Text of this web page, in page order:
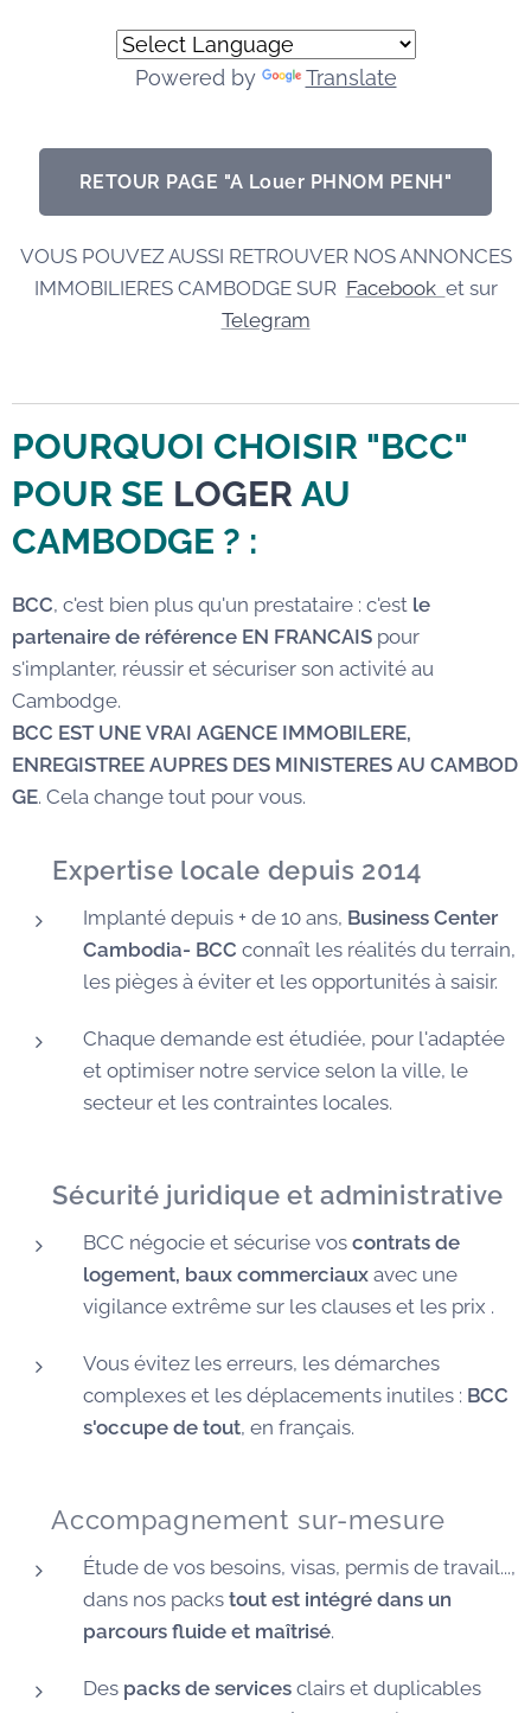
Powered by Translate
RETOUR PAGE "A Louer PHNOM PENH"
VOUS POUVEZ AUSSI RETROUVER NOS ANNONCES
IMMOBILIERES CAMBODGE SUR Facebook et sur
Telegram
POURQUOI CHOISIR "BCC"
POUR SE LOGER AU
CAMBODGE ? :
BCC, c'est bien plus qu'un prestataire : c'est le
partenaire de référence EN FRANCAIS pour
s'implanter, réussir et sécuriser son activité au
Cambodge.
BCC EST UNE VRAI AGENCE IMMOBILERE,
ENREGISTREE AUPRES DES MINISTERES AU CAMBOD
GE. Cela change tout pour vous.
Expertise locale depuis 2014
Implanté depuis + de 10 ans, Business Center
Cambodia- BCC connaît les réalités du terrain,
les pièges à éviter et les opportunités à saisir.
Chaque demande est étudiée, pour l'adaptée
et optimiser notre service selon la ville, le
secteur et les contraintes locales.
🛡️Sécurité juridique et administrative
BCC négocie et sécurise vos contrats de
logement, baux commerciaux avec une
vigilance extrême sur les clauses et les prix .
Vous évitez les erreurs, les démarches
complexes et les déplacements inutiles : BCC
s'occupe de tout, en français.
🧭 Accompagnement sur-mesure
Étude de vos besoins, visas, permis de travail...,
dans nos packs tout est intégré dans un
parcours fluide et maîtrisé.
Des packs de services clairs et duplicables